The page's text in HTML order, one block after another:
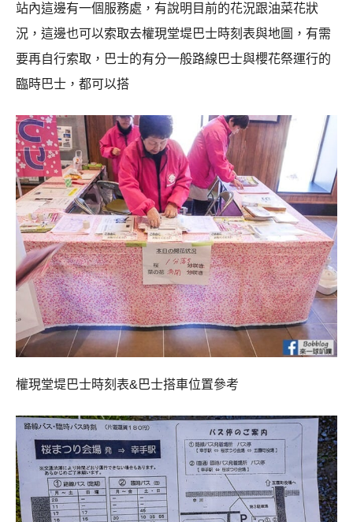
站內這邊有一個服務處，有說明目前的花況跟油菜花狀
況，這邊也可以索取去權現堂堤巴士時刻表與地圖，有需
要再自行索取，巴士的有分一般路線巴士與櫻花祭運行的
臨時巴士，都可以搭
權現堂堤巴士時刻表&巴士搭車位置參考